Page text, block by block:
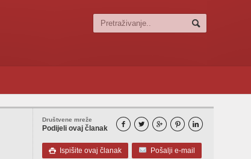
Društvene mreže
Podijeli ovaj članak     
 Ispišite ovaj članak Pošalji e-mail